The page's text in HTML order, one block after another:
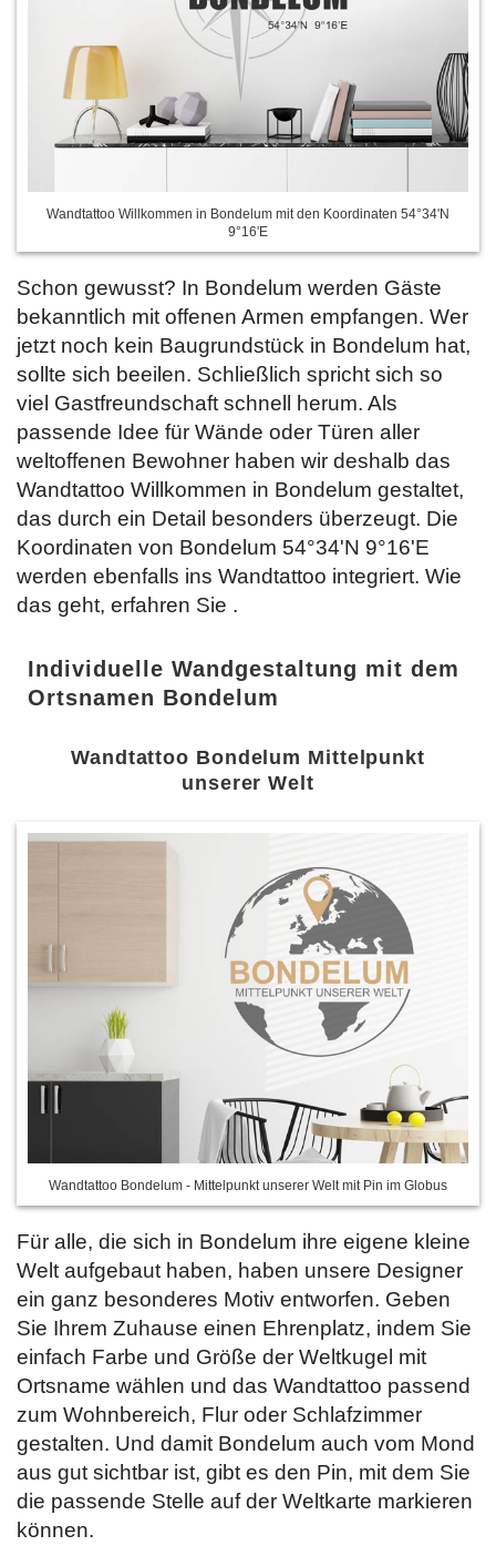
Wandtattoo Willkommen in Bondelum mit den Koordinaten 54°34'N
9°16'E
Schon gewusst? In Bondelum werden Gäste
bekanntlich mit offenen Armen empfangen. Wer
jetzt noch kein Baugrundstück in Bondelum hat,
sollte sich beeilen. Schließlich spricht sich so
viel Gastfreundschaft schnell herum. Als
passende Idee für Wände oder Türen aller
weltoffenen Bewohner haben wir deshalb das
Wandtattoo Willkommen in Bondelum gestaltet,
das durch ein Detail besonders überzeugt. Die
Koordinaten von Bondelum 54°34'N 9°16'E
werden ebenfalls ins Wandtattoo integriert. Wie
das geht, erfahren Sie .
Individuelle Wandgestaltung mit dem
Ortsnamen Bondelum
Wandtattoo Bondelum Mittelpunkt
unserer Welt
Wandtattoo Bondelum - Mittelpunkt unserer Welt mit Pin im Globus
Für alle, die sich in Bondelum ihre eigene kleine
Welt aufgebaut haben, haben unsere Designer
ein ganz besonderes Motiv entworfen. Geben
Sie Ihrem Zuhause einen Ehrenplatz, indem Sie
einfach Farbe und Größe der Weltkugel mit
Ortsname wählen und das Wandtattoo passend
zum Wohnbereich, Flur oder Schlafzimmer
gestalten. Und damit Bondelum auch vom Mond
aus gut sichtbar ist, gibt es den Pin, mit dem Sie
die passende Stelle auf der Weltkarte markieren
können.